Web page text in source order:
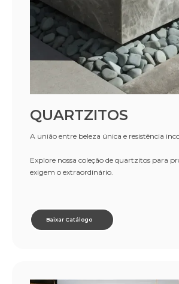
QUARTZITOS
A união entre beleza única e resistência
Explore nossa coleção de quartzitos para
exigem o extraordinário.
Baixar Catálogo